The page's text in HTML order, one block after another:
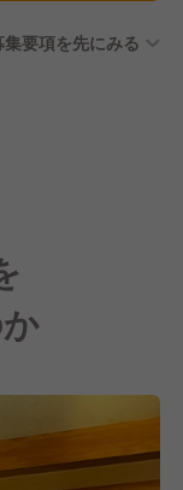
集要項を先にみる